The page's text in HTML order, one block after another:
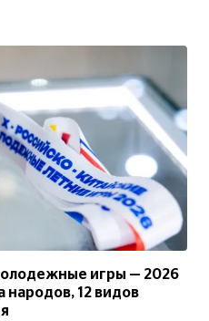
игры — 2026
народов, 12 видов